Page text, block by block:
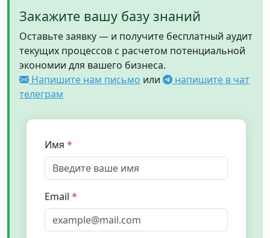
Закажите вашу базу знаний
Оставьте заявку — и получите бесплатный аудит
текущих процессов с расчетом потенциальной
экономии для вашего бизнеса.
Напишите нам письмо или
напишите в чат
телеграм
Имя
Email